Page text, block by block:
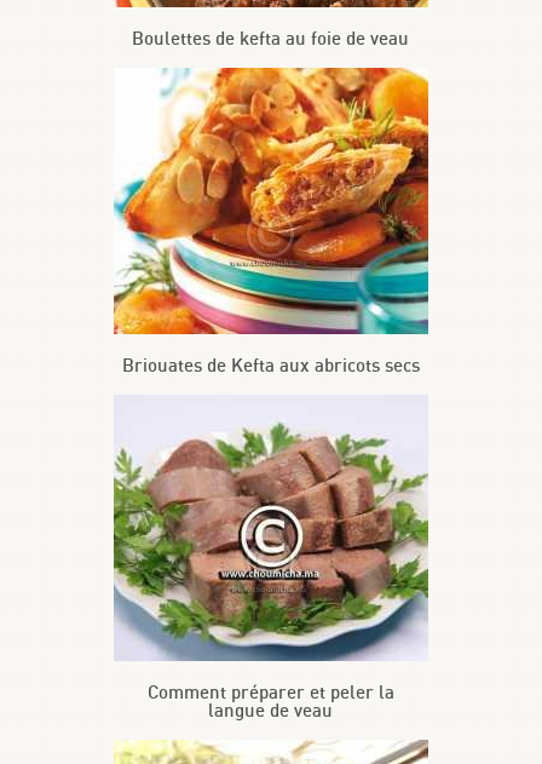
Boulettes de kefta au foie de veau
Briouates de Kefta aux abricots secs
Comment préparer et peler la
langue de veau